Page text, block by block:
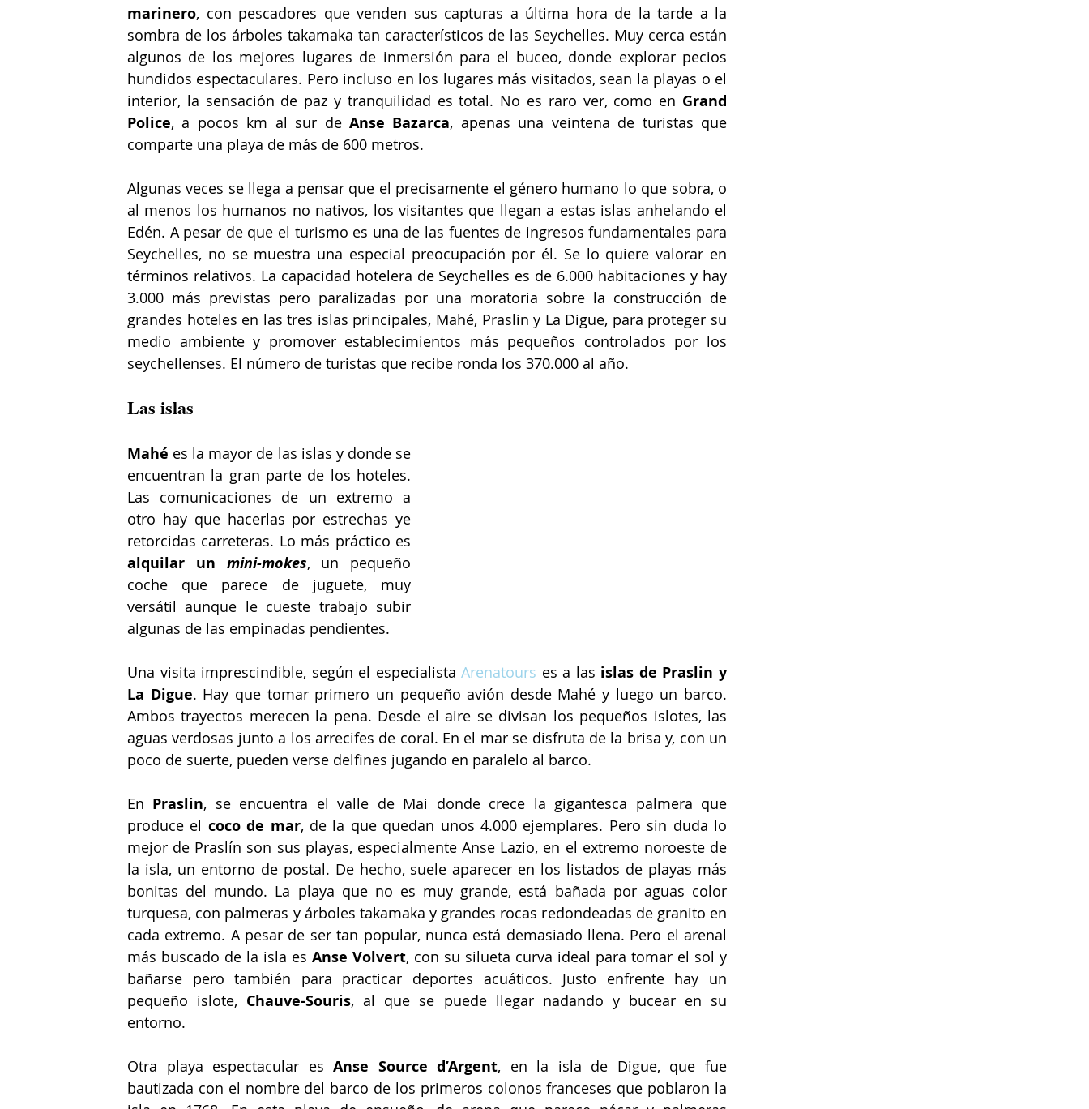
marinero, con pescadores que venden sus capturas a última hora de la tarde a la
sombra de los árboles takamaka tan característicos de las Seychelles. Muy cerca están
algunos de los mejores lugares de inmersión para el buceo, donde explorar pecios
hundidos espectaculares. Pero incluso en los lugares más visitados, sean la playas o el
interior, la sensación de paz y tranquilidad es total. No es raro ver, como en Grand
Police, a pocos km al sur de Anse Bazarca, apenas una veintena de turistas que
comparte una playa de más de 600 metros.
Algunas veces se llega a pensar que el precisamente el género humano lo que sobra, o
al menos los humanos no nativos, los visitantes que llegan a estas islas anhelando el
Edén. A pesar de que el turismo es una de las fuentes de ingresos fundamentales para
Seychelles, no se muestra una especial preocupación por él. Se lo quiere valorar en
términos relativos. La capacidad hotelera de Seychelles es de 6.000 habitaciones y hay
3.000 más previstas pero paralizadas por una moratoria sobre la construcción de
grandes hoteles en las tres islas principales, Mahé, Praslin y La Digue, para proteger su
medio ambiente y promover establecimientos más pequeños controlados por los
seychellenses. El número de turistas que recibe ronda los 370.000 al año.
Las islas
Mahé es la mayor de las islas y donde se
encuentran la gran parte de los hoteles.
Las comunicaciones de un extremo a
otro hay que hacerlas por estrechas ye
alquilar un mini-mokes, un pequeño
coche que parece de juguete, muy
versátil aunque le cueste trabajo subir
algunas de las empinadas pendientes.
Una visita imprescindible, según el especialista Arenatours es a las islas de Praslin y
La Digue. Hay que tomar primero un pequeño avión desde Mahé y luego un barco.
Ambos trayectos merecen la pena. Desde el aire se divisan los pequeños islotes, las
aguas verdosas junto a los arrecifes de coral. En el mar se disfruta de la brisa y, con un
poco de suerte, pueden verse delfines jugando en paralelo al barco.
En Praslin, se encuentra el valle de Mai donde crece la gigantesca palmera que
produce el coco de mar, de la que quedan unos 4.000 ejemplares. Pero sin duda lo
mejor de Praslín son sus playas, especialmente Anse Lazio, en el extremo noroeste de
la isla, un entorno de postal. De hecho, suele aparecer en los listados de playas más
bonitas del mundo. La playa que no es muy grande, está bañada por aguas color
turquesa, con palmeras y árboles takamaka y grandes rocas redondeadas de granito en
cada extremo. A pesar de ser tan popular, nunca está demasiado llena. Pero el arenal
más buscado de la isla es Anse Volvert, con su silueta curva ideal para tomar el sol y
bañarse pero también para practicar deportes acuáticos. Justo enfrente hay un
pequeño islote, Chauve-Souris, al que se puede llegar nadando y bucear en su
entorno.
Otra playa espectacular es Anse Source d’Argent, en la isla de Digue, que fue
bautizada con el nombre del barco de los primeros colonos franceses que poblaron la